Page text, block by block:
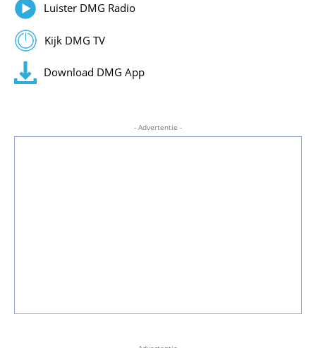
Luister DMG Radio
Kijk DMG TV
Download DMG App
- Advertentie -